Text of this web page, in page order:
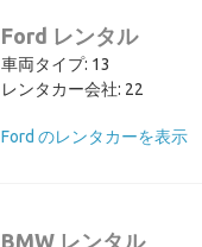
Ford レンタル
車両タイプ: 13
レンタカー会社: 22
Ford のレンタカーを表示
BMW レンタル